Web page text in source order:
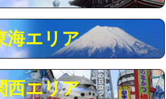
さ10㎝まで） 27,500円
さ10㎝超え） 38,500円
㎝まで） 27,500円
㎝超え） 38,500円
海エリア
西エリア